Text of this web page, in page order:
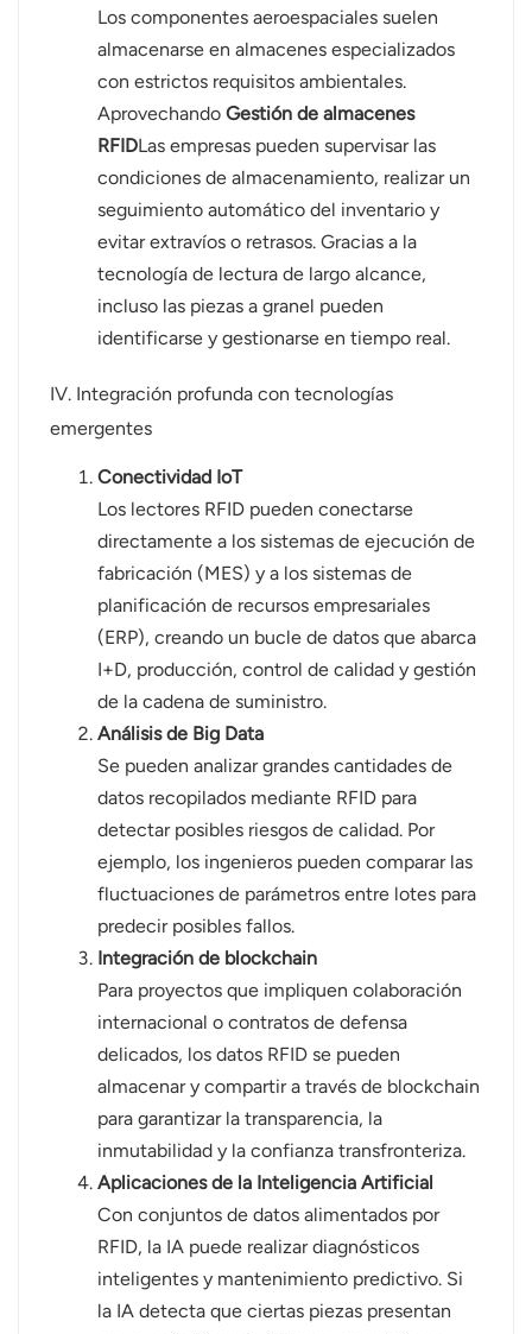
Los componentes aeroespaciales suelen
almacenarse en almacenes especializados
con estrictos requisitos ambientales.
AprovechandoGestión de almacenes
RFIDLas empresas pueden supervisar las
condiciones de almacenamiento, realizar un
seguimiento automático del inventario y
evitar extravíos o retrasos. Gracias a la
tecnología de lectura de largo alcance,
incluso las piezas a granel pueden
identificarse y gestionarse en tiempo real.
IV. Integración profunda con tecnologías
emergentes
Conectividad IoT
Los lectores RFID pueden conectarse
directamente a los sistemas de ejecución de
fabricación (MES) y a los sistemas de
planificación de recursos empresariales
(ERP), creando un bucle de datos que abarca
I+D, producción, control de calidad y gestión
de la cadena de suministro.
Análisis de Big Data
Se pueden analizar grandes cantidades de
datos recopilados mediante RFID para
detectar posibles riesgos de calidad. Por
ejemplo, los ingenieros pueden comparar las
fluctuaciones de parámetros entre lotes para
predecir posibles fallos.
Integración de blockchain
Para proyectos que impliquen colaboración
internacional o contratos de defensa
delicados, los datos RFID se pueden
almacenar y compartir a través de blockchain
para garantizar la transparencia, la
inmutabilidad y la confianza transfronteriza.
Aplicaciones de la Inteligencia Artificial
Con conjuntos de datos alimentados por
RFID, la IA puede realizar diagnósticos
inteligentes y mantenimiento predictivo. Si
la IA detecta que ciertas piezas presentan